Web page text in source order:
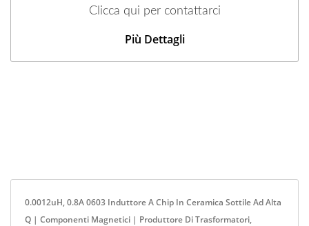
Clicca qui per contattarci
Più Dettagli
0.0012uH, 0.8A 0603 Induttore A Chip In Ceramica Sottile Ad Alta
Q | Componenti Magnetici | Produttore Di Trasformatori,